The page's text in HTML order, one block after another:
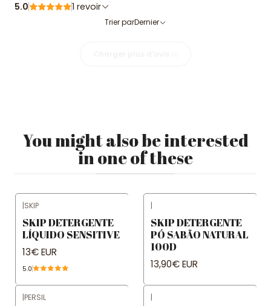
5.0 1 revoir
Trier parDernier
You might also be interested
in one of these
|SKIP
SKIP DETERGENTE
LÍQUIDO SENSITIVE
13€ EUR
5.0
|
SKIP DETERGENTE
PÓ SABÃO NATURAL
100D
13,90€ EUR
|PERSIL |